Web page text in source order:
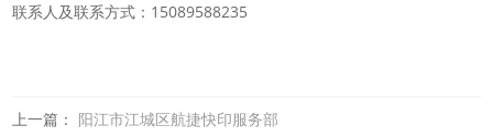
联系人及联系方式：15089588235
上一篇： 阳江市江城区航捷快印服务部